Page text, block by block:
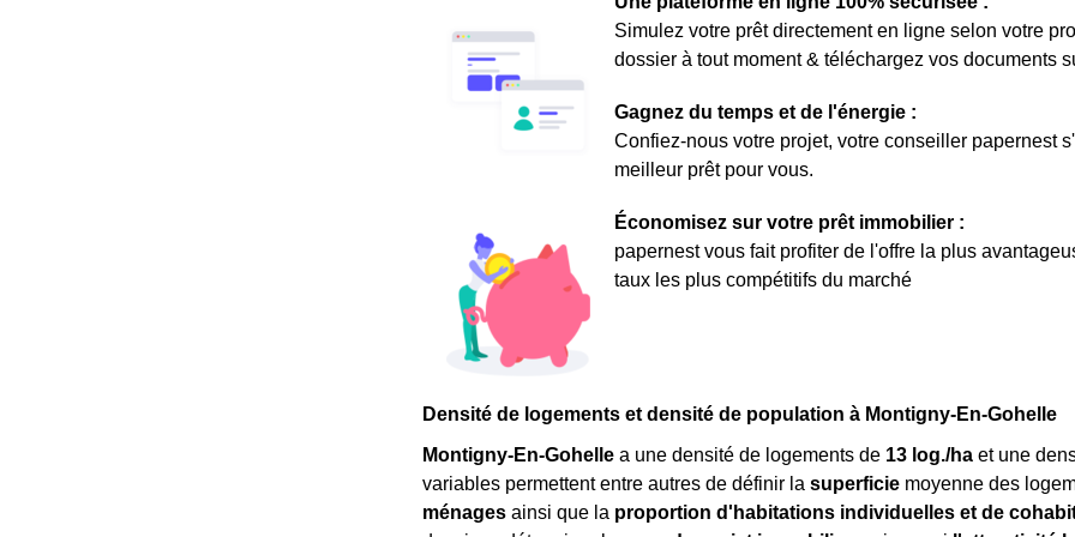
Simulez votre prêt directement en ligne selon votre
dossier à tout moment & téléchargez vos documents
Gagnez du temps et de l'énergie :
Confiez-nous votre projet, votre conseiller papernest
meilleur prêt pour vous.
Économisez sur votre prêt immobilier :
papernest vous fait profiter de l'offre la plus
taux les plus compétitifs du marché
Densité de logements et densité de population à Montigny-En-Gohelle
Montigny-En-Gohelle a une densité de logements de 13 log./ha et une
variables permettent entre autres de définir la superficie moyenne des
ménages ainsi que la proportion d'habitations individuelles et de